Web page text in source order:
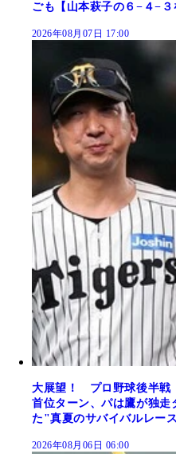
ごも【山本萩子の６−４−３
2026年08月07日 17:00
大展望！ プロ野球後半戦
首位ターン、パは鷹が独
た"真夏のサバイバルレー
2026年08月06日 06:00